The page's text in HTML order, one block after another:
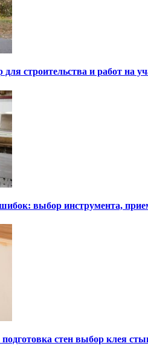
строительства и работ на
выбор инструмента,
стен выбор клея